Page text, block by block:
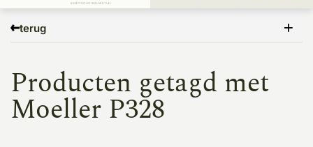
terug
Producten getagd met
Moeller P328